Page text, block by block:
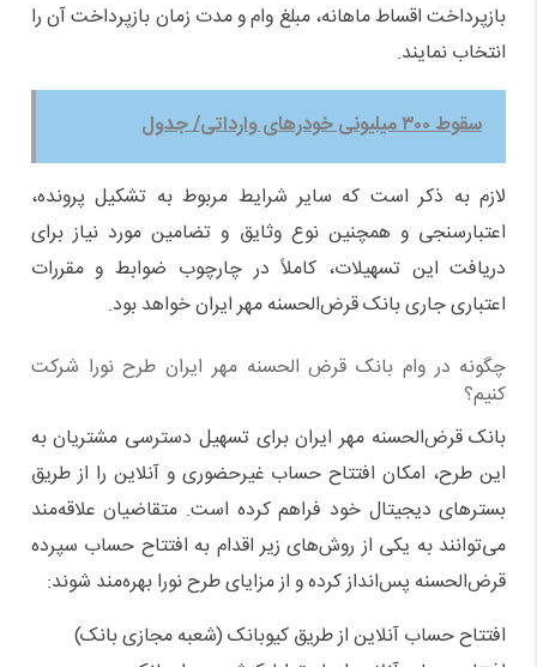
بازپرداخت اقساط ماهانه، مبلغ وام و مدت زمان بازپرداخت آن را
انتخاب نمایند.
سقوط ۳۰۰ میلیونی خودرهای وارداتی/ جدول
لازم به ذکر است که سایر شرایط مربوط به تشکیل پرونده،
اعتبارسنجی و همچنین نوع وثایق و تضامین مورد نیاز برای
دریافت این تسهیلات، کاملاً در چارچوب ضوابط و مقررات
اعتباری جاری بانک قرض‌الحسنه مهر ایران خواهد بود.
چگونه در وام بانک قرض الحسنه مهر ایران طرح نورا شرکت
کنیم؟
بانک قرض‌الحسنه مهر ایران برای تسهیل دسترسی مشتریان به
این طرح، امکان افتتاح حساب غیرحضوری و آنلاین را از طریق
بسترهای دیجیتال خود فراهم کرده است. متقاضیان علاقه‌مند
می‌توانند به یکی از روش‌های زیر اقدام به افتتاح حساب سپرده
قرض‌الحسنه پس‌انداز کرده و از مزایای طرح نورا بهره‌مند شوند:
افتتاح حساب آنلاین از طریق کیوبانک (شعبه مجازی بانک)